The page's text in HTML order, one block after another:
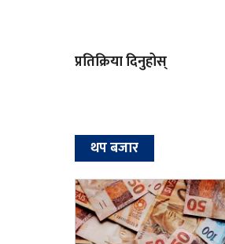
प्रतिक्रिया दिनुहोस्
थप बजार